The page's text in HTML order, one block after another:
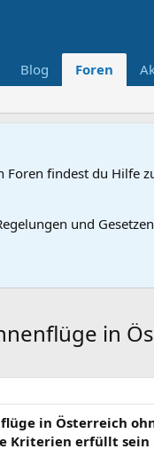
Blog Foren
findest du
und
in
in Österreich
Kriterien erfüllt